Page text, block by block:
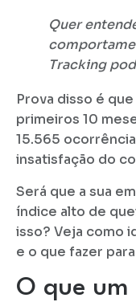
Quer
Tracking
Prova disso é
primeiros 10
15.565
insatisfação do
Será que a sua
índice alto de
isso? Veja como
e o que fazer
O que um